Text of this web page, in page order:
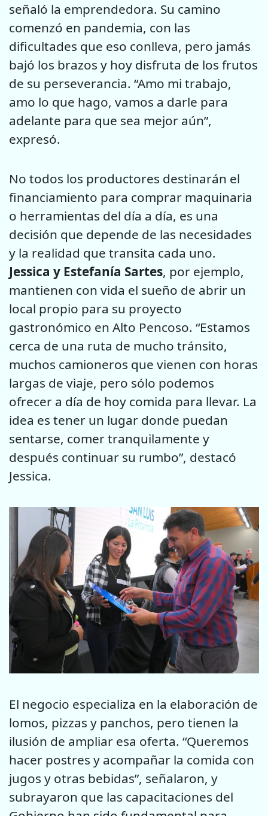
señaló la emprendedora. Su camino
comenzó en pandemia, con las
dificultades que eso conlleva, pero jamás
bajó los brazos y hoy disfruta de los frutos
de su perseverancia. “Amo mi trabajo,
amo lo que hago, vamos a darle para
adelante para que sea mejor aún”,
expresó.
No todos los productores destinarán el
financiamiento para comprar maquinaria
o herramientas del día a día, es una
decisión que depende de las necesidades
y la realidad que transita cada uno.
Jessica y Estefanía Sartes, por ejemplo,
mantienen con vida el sueño de abrir un
local propio para su proyecto
gastronómico en Alto Pencoso. “Estamos
cerca de una ruta de mucho tránsito,
muchos camioneros que vienen con horas
largas de viaje, pero sólo podemos
ofrecer a día de hoy comida para llevar. La
idea es tener un lugar donde puedan
sentarse, comer tranquilamente y
después continuar su rumbo”, destacó
Jessica.
El negocio especializa en la elaboración de
lomos, pizzas y panchos, pero tienen la
ilusión de ampliar esa oferta. “Queremos
hacer postres y acompañar la comida con
jugos y otras bebidas”, señalaron, y
subrayaron que las capacitaciones del